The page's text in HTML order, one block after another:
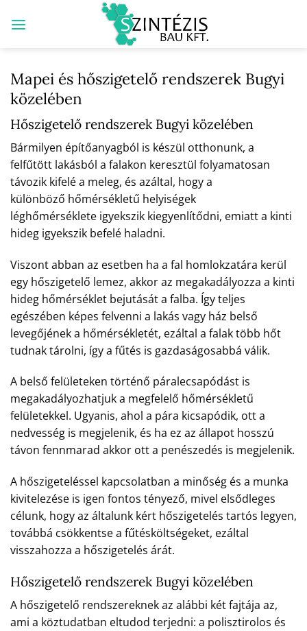
Mapei és hőszigetelő rendszerek Bugyi
közelében
Hőszigetelő rendszerek Bugyi közelében
Bármilyen építőanyagból is készül otthonunk, a
felfűtött lakásból a falakon keresztül folyamatosan
távozik kifelé a meleg, és azáltal, hogy a
különböző hőmérsékletű helyiségek
léghőmérséklete igyekszik kiegyenlítődni, emiatt a kinti
hideg igyekszik befelé haladni.
Viszont abban az esetben ha a fal homlokzatára kerül
egy hőszigetelő lemez, akkor az megakadályozza a kinti
hideg hőmérséklet bejutását a falba. Így teljes
egészében képes felvenni a lakás vagy ház belső
levegőjének a hőmérsékletét, ezáltal a falak több hőt
tudnak tárolni, így a fűtés is gazdaságosabbá válik.
A belső felületeken történő páralecsapódást is
megakadályozhatjuk a megfelelő hőmérsékletű
felületekkel. Ugyanis, ahol a pára kicsapódik, ott a
nedvesség is megjelenik, és ha ez az állapot hosszú
távon fennmarad akkor ott a penészedés is megjelenik.
A hőszigeteléssel kapcsolatban a minőség és a munka
kivitelezése is igen fontos tényező, mivel elsődleges
célunk, hogy az általunk kért hőszigetelés tartós legyen,
továbbá csökkentse a fűtésköltségeket, ezáltal
visszahozza a hőszigetelés árát.
Hőszigetelő rendszerek Bugyi közelében
A hőszigetelő rendszereknek az alábbi két fajtája az,
ami a köztudatban eltudod terjedni: a polisztirolos és